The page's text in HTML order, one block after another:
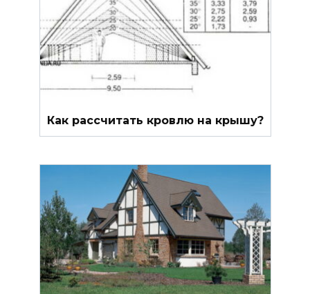
Как рассчитать кровлю на крышу?